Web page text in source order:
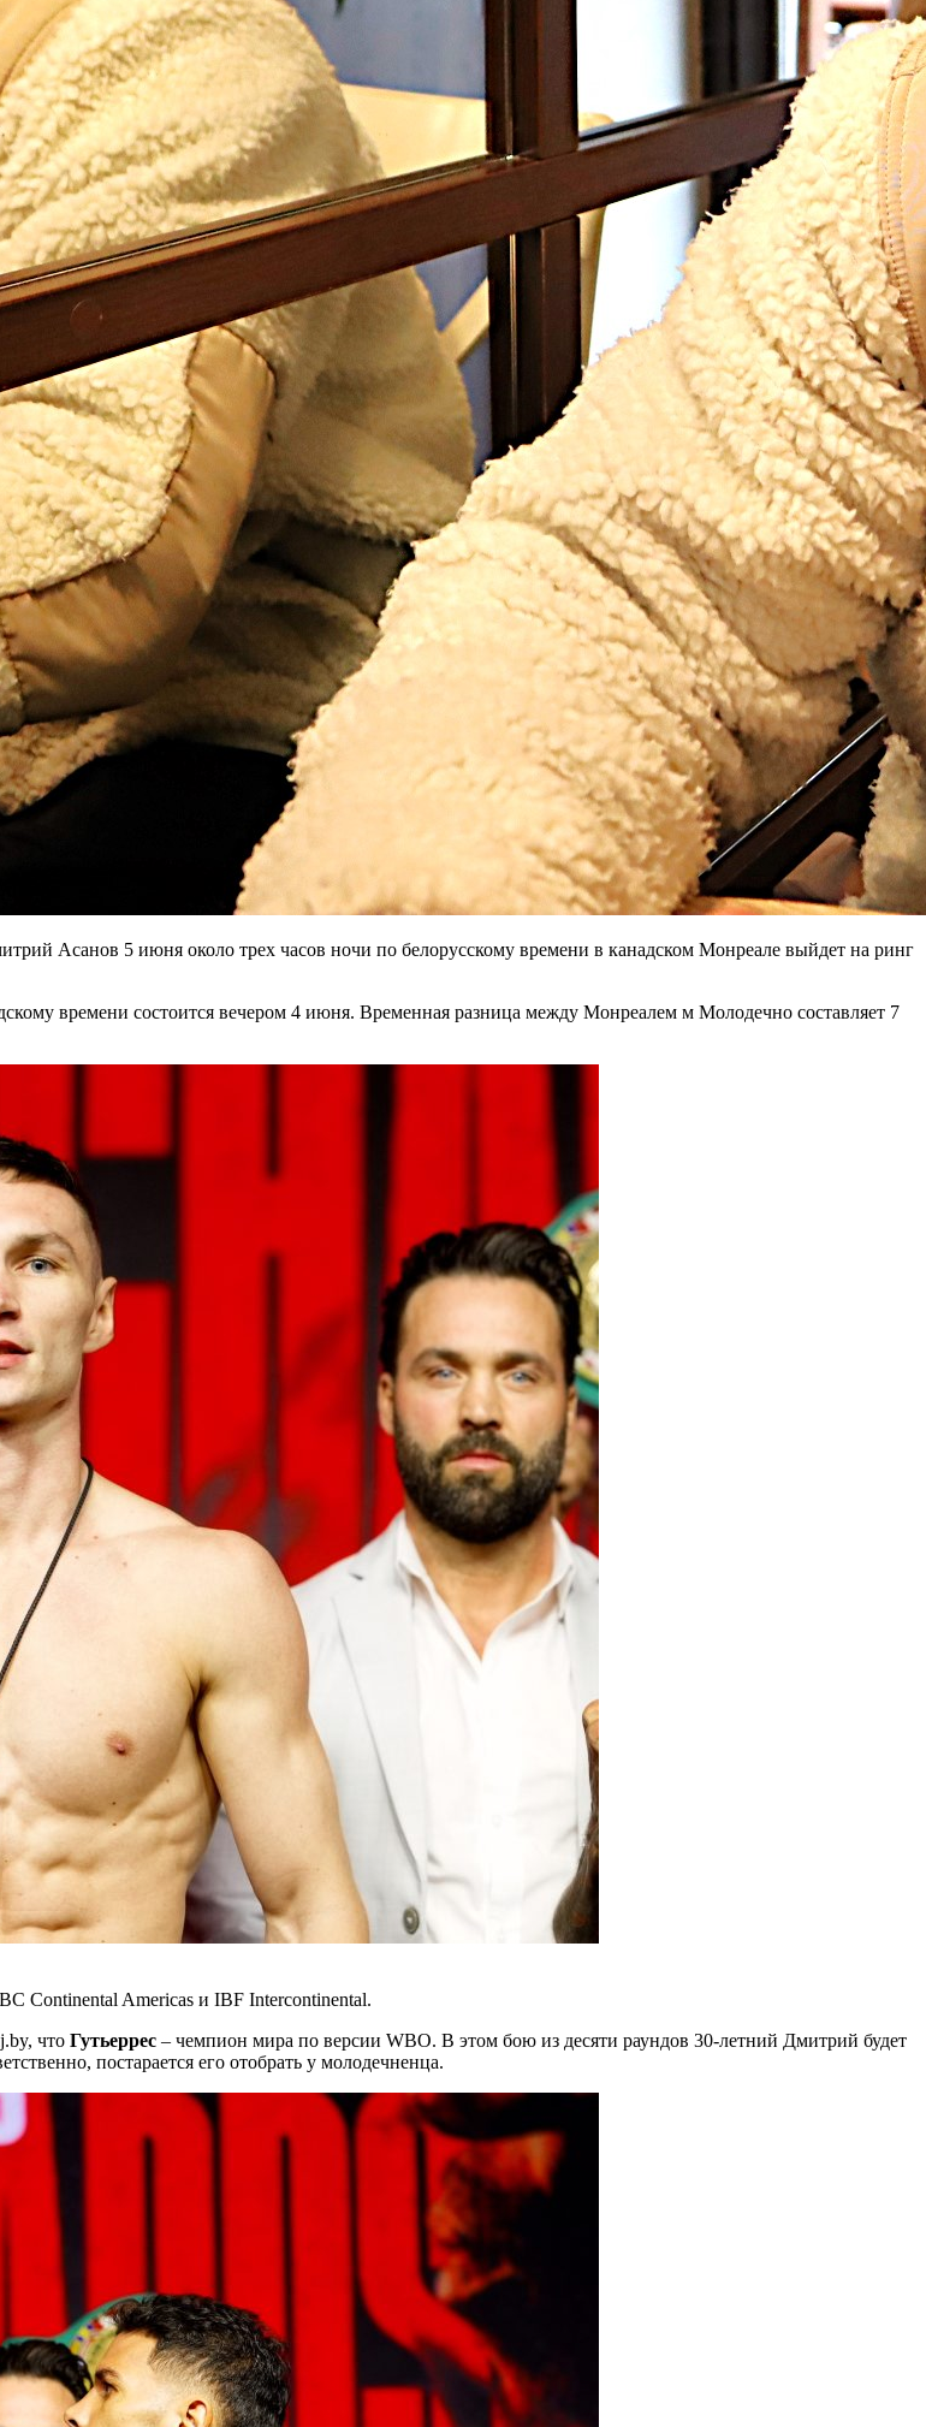
Асанов 5 июня около трех часов ночи по белорусскому времени в канадском Монреале выйдет на ринг
времени состоится вечером 4 июня. Временная разница между Монреалем м Молодечно составляет 7
Continental Americas и IBF Intercontinental.
что Гутьеррес – чемпион мира по версии WBO. В этом бою из десяти раундов 30-летний Дмитрий будет
постарается его отобрать у молодечненца.